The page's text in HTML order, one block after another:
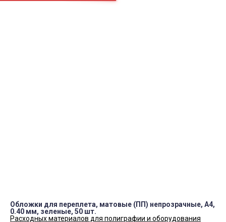
Обложки для переплета, матовые (ПП) непрозрачные, A4,
0.40 мм, зеленые, 50 шт.
Расходных материалов для полиграфии и оборудования